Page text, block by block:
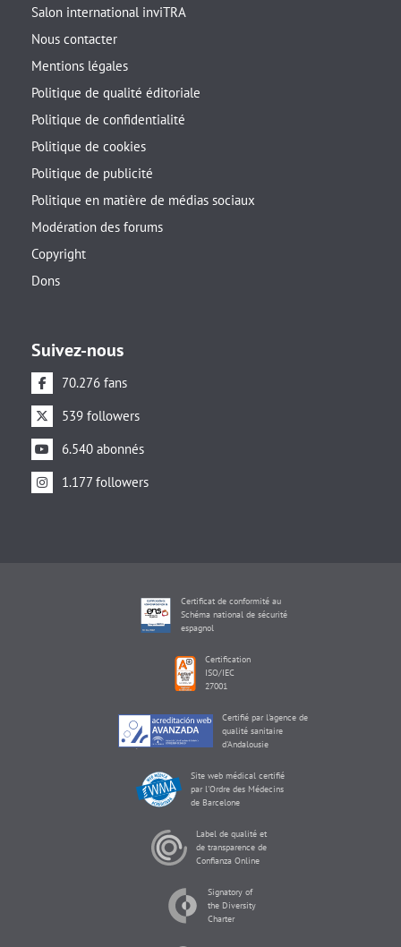
Salon international inviTRA
Nous contacter
Mentions légales
Politique de qualité éditoriale
Politique de confidentialité
Politique de cookies
Politique de publicité
Politique en matière de médias sociaux
Modération des forums
Copyright
Dons
Suivez-nous
70.276 fans
539 followers
6.540 abonnés
1.177 followers
Certificat de conformité au
Schéma national de sécurité
espagnol
Certification
ISO/IEC
27001
Certifié par l'agence de
qualité sanitaire
d'Andalousie
Site web médical certifié
par l'Ordre des Médecins
de Barcelone
Label de qualité et
de transparence de
Confianza Online
Signatory of
the Diversity
Charter